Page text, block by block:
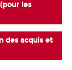
les
des acquis et